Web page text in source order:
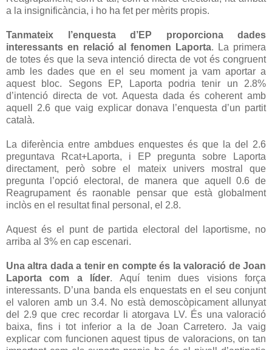
a la insignificància, i ho ha fet per mèrits propis.
Tanmateix l’enquesta d’EP proporciona dades
interessants en relació al fenomen Laporta. La primera
de totes és que la seva intenció directa de vot és congruent
amb les dades que en el seu moment ja vam aportar a
aquest bloc. Segons EP, Laporta podria tenir un 2.8%
d’intenció directa de vot. Aquesta dada és coherent amb
aquell 2.6 que vaig explicar donava l’enquesta d’un partit
català.
La diferència entre ambdues enquestes és que la del 2.6
preguntava Rcat+Laporta, i EP pregunta sobre Laporta
directament, però sobre el mateix univers mostral que
pregunta l’opció electoral, de manera que aquell 0.6 de
Reagrupament és raonable pensar que està globalment
inclòs en el resultat final personal, el 2.8.
Aquest és el punt de partida electoral del laportisme, no
arriba al 3% en cap escenari.
Una altra dada a tenir en compte és la valoració de Joan
Laporta com a líder. Aquí tenim dues visions força
interessants. D’una banda els enquestats en el seu conjunt
el valoren amb un 3.4. No està demoscòpicament allunyat
del 2.9 que crec recordar li atorgava LV. És una valoració
baixa, fins i tot inferior a la de Joan Carretero. Ja vaig
explicar com funcionen aquest tipus de valoracions, on tan